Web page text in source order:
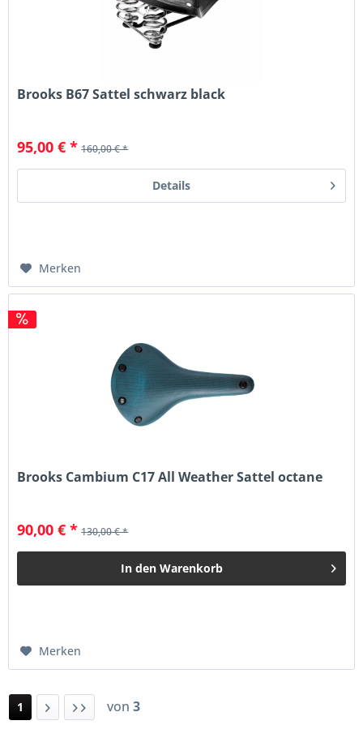
Brooks B67 Sattel schwarz black
95,00 € * 160,00 € *
Details
Merken
Brooks Cambium C17 All Weather Sattel octane
90,00 € * 130,00 € *
In den Warenkorb
Merken
1 von 3